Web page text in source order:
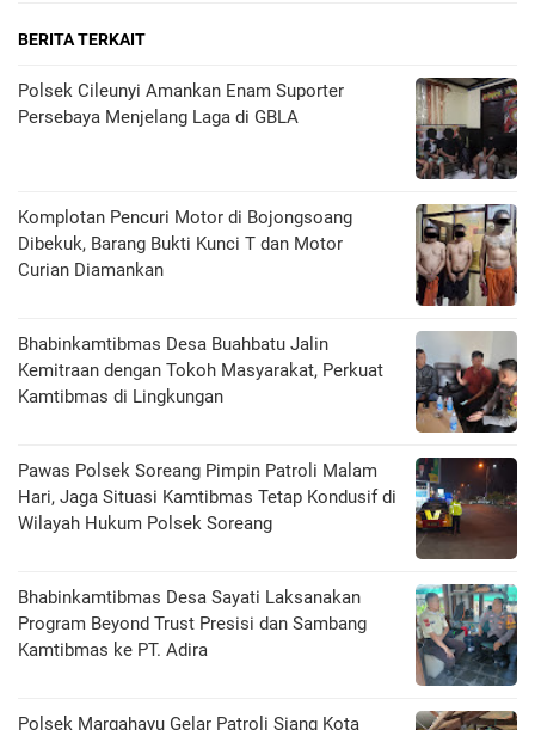
BERITA TERKAIT
Polsek Cileunyi Amankan Enam Suporter
Persebaya Menjelang Laga di GBLA
Komplotan Pencuri Motor di Bojongsoang
Dibekuk, Barang Bukti Kunci T dan Motor
Curian Diamankan
Bhabinkamtibmas Desa Buahbatu Jalin
Kemitraan dengan Tokoh Masyarakat, Perkuat
Kamtibmas di Lingkungan
Pawas Polsek Soreang Pimpin Patroli Malam
Hari, Jaga Situasi Kamtibmas Tetap Kondusif di
Wilayah Hukum Polsek Soreang
Bhabinkamtibmas Desa Sayati Laksanakan
Program Beyond Trust Presisi dan Sambang
Kamtibmas ke PT. Adira
Polsek Margahayu Gelar Patroli Siang Kota